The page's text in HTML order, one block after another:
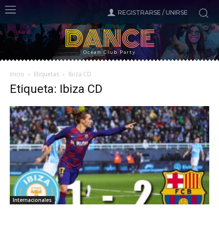
REGISTRARSE / UNIRSE
DANCE
Ocean Club Party
Inicio Etiquetas Ibiza CD
Etiqueta: Ibiza CD
Internacionales